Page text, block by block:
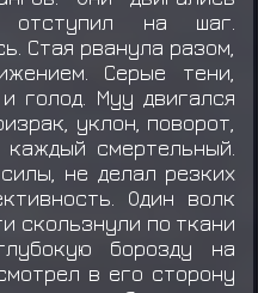
на шаг.
Стая рванула разом,
Серые тени,
голод. Муу двигался
уклон, поворот,
смертельный.
не делал резких
Один волк
скользнули по ткани
борозду на
в его сторону